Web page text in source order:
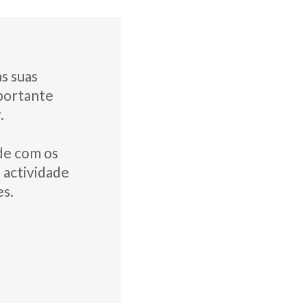
suas
com os
actividade